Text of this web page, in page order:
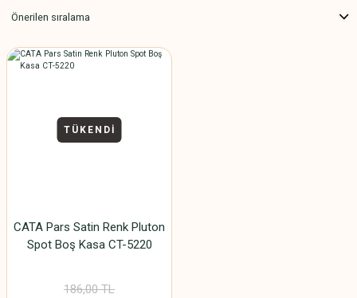
TÜKENDİ
CATA Pars Satin Renk Pluton
Spot Boş Kasa CT-5220
186,00 TL